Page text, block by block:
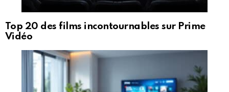
Top 20 des films incontournables sur Prime
Vidéo